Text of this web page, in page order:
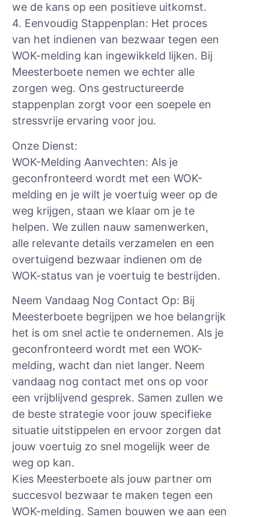
we de kans op een positieve uitkomst.
4. Eenvoudig Stappenplan: Het proces
van het indienen van bezwaar tegen een
WOK-melding kan ingewikkeld lijken. Bij
Meesterboete nemen we echter alle
zorgen weg. Ons gestructureerde
stappenplan zorgt voor een soepele en
stressvrije ervaring voor jou.
Onze Dienst:
WOK-Melding Aanvechten: Als je
geconfronteerd wordt met een WOK-
melding en je wilt je voertuig weer op de
weg krijgen, staan we klaar om je te
helpen. We zullen nauw samenwerken,
alle relevante details verzamelen en een
overtuigend bezwaar indienen om de
WOK-status van je voertuig te bestrijden.
Neem Vandaag Nog Contact Op: Bij
Meesterboete begrijpen we hoe belangrijk
het is om snel actie te ondernemen. Als je
geconfronteerd wordt met een WOK-
melding, wacht dan niet langer. Neem
vandaag nog contact met ons op voor
een vrijblijvend gesprek. Samen zullen we
de beste strategie voor jouw specifieke
situatie uitstippelen en ervoor zorgen dat
jouw voertuig zo snel mogelijk weer de
weg op kan.
Kies Meesterboete als jouw partner om
succesvol bezwaar te maken tegen een
WOK-melding. Samen bouwen we aan een